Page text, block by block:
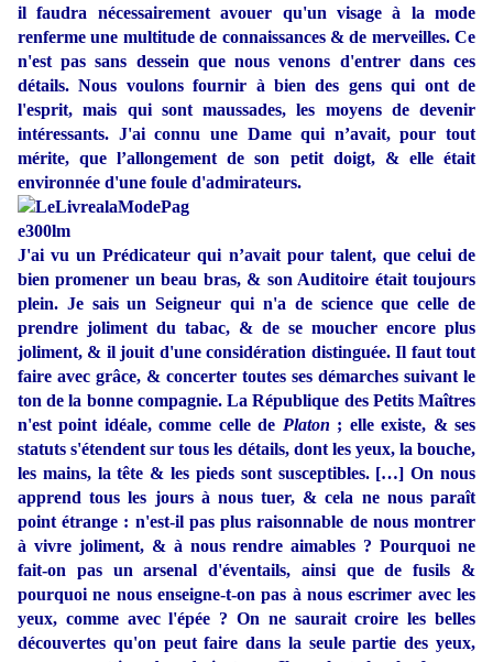
il faudra nécessairement avouer qu'un visage à la mode
renferme une multitude de connaissances & de merveilles. Ce
n'est pas sans dessein que nous venons d'entrer dans ces
détails. Nous voulons fournir à bien des gens qui ont de
l'esprit, mais qui sont maussades, les moyens de devenir
intéressants. J'ai connu une Dame qui n’avait, pour tout
mérite, que l’allongement de son petit doigt, & elle était
environnée d'une foule d'admirateurs.
J'ai vu un Prédicateur qui n’avait pour talent, que celui de
bien promener un beau bras, & son Auditoire était toujours
plein. Je sais un Seigneur qui n'a de science que celle de
prendre joliment du tabac, & de se moucher encore plus
joliment, & il jouit d'une considération distinguée. Il faut tout
faire avec grâce, & concerter toutes ses démarches suivant le
ton de la bonne compagnie. La République des Petits Maîtres
n'est point idéale, comme celle de Platon ; elle existe, & ses
statuts s'étendent sur tous les détails, dont les yeux, la bouche,
les mains, la tête & les pieds sont susceptibles. […] On nous
apprend tous les jours à nous tuer, & cela ne nous paraît
point étrange : n'est-il pas plus raisonnable de nous montrer
à vivre joliment, & à nous rendre aimables ? Pourquoi ne
fait-on pas un arsenal d'éventails, ainsi que de fusils &
pourquoi ne nous enseigne-t-on pas à nous escrimer avec les
yeux, comme avec l'épée ? On ne saurait croire les belles
découvertes qu'on peut faire dans la seule partie des yeux,